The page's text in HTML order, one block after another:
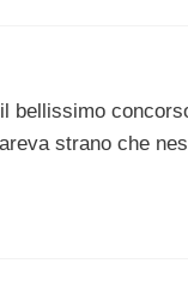
bellissimo
strano che